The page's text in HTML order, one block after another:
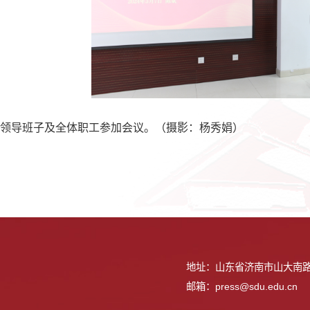
导班子及全体职工参加会议。 （摄影：杨秀娟）
地址：山东省济南市山大南
邮箱：press@sdu.edu.cn